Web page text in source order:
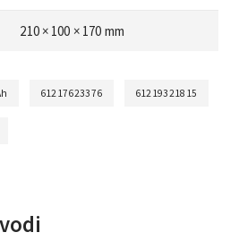
210 × 100 × 170 mm
61217623376 61219321815